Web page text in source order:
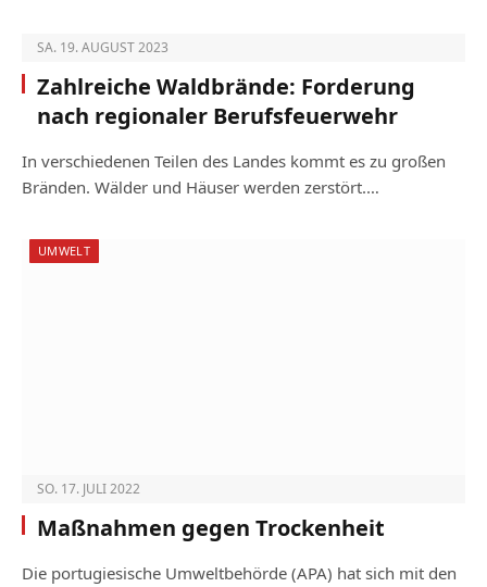
SA. 19. AUGUST 2023
Zahlreiche Waldbrände: Forderung
nach regionaler Berufsfeuerwehr
In verschiedenen Teilen des Landes kommt es zu großen
Bränden. Wälder und Häuser werden zerstört.…
UMWELT
SO. 17. JULI 2022
Maßnahmen gegen Trockenheit
Die portugiesische Umweltbehörde (APA) hat sich mit den